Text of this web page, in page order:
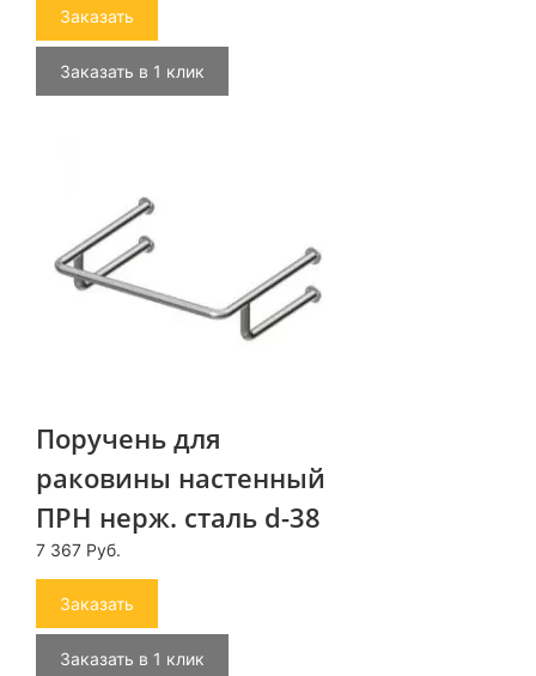
Заказать
Заказать в 1 клик
Поручень для
раковины настенный
ПРН нерж. сталь d-38
7 367 Руб.
Заказать
Заказать в 1 клик